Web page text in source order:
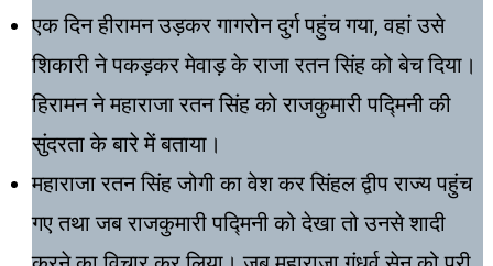
एक दिन हीरामन उड़कर गागरोन दुर्ग पहुंच गया, वहां उसे
शिकारी ने पकड़कर मेवाड़ के राजा रतन सिंह को बेच दिया।
हिरामन ने महाराजा रतन सिंह को राजकुमारी पद्मिनी की
सुंदरता के बारे में बताया।
महाराजा रतन सिंह जोगी का वेश कर सिंहल द्वीप राज्य पहुंच
गए तथा जब राजकुमारी पद्मिनी को देखा तो उनसे शादी